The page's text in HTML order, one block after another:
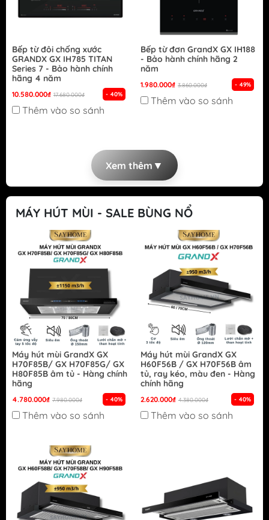
Bếp từ đôi chống xước
GRANDX GX IH785 TITAN
Series 7 - Bảo hành chính
hãng 4 năm
10.580.000₫ 17.680.000₫ - 40%
Thêm vào so sánh
Bếp từ đơn GrandX GX IH188
- Bảo hành chính hãng 2
năm
1.980.000₫ 3.860.000₫ - 49%
Thêm vào so sánh
Xem thêm ▼
MÁY HÚT MÙI - SALE BÙNG NỔ
Máy hút mùi GrandX GX
H70F85B/ GX H70F85G/ GX
H80F85B âm tủ - Hàng chính
hãng
4.780.000₫ 7.980.000₫ - 40%
Thêm vào so sánh
Máy hút mùi GrandX GX
H60F56B / GX H70F56B âm
tủ, ray kéo, màu đen - Hàng
chính hãng
2.620.000₫ 4.380.000₫ - 40%
Thêm vào so sánh